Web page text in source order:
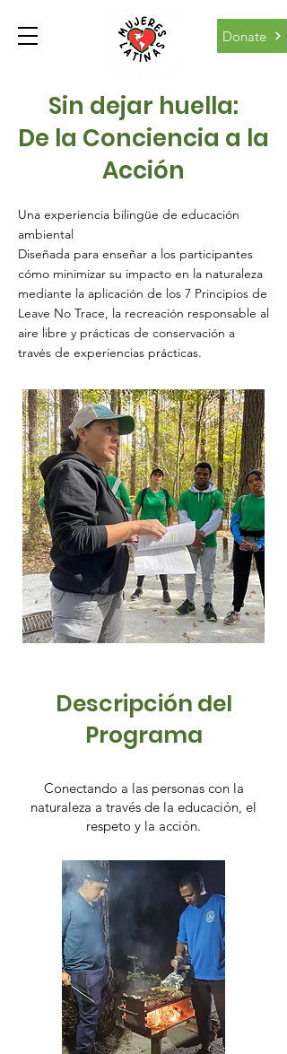
Donate
Sin dejar huella:
De la Conciencia a la
Acción
Una experiencia bilingüe de educación
ambiental
Diseñada para enseñar a los participantes
cómo minimizar su impacto en la naturaleza
mediante la aplicación de los 7 Principios de
Leave No Trace, la recreación responsable al
aire libre y prácticas de conservación a
través de experiencias prácticas.
Descripción del
Programa
Conectando a las personas con la
naturaleza a través de la educación, el
respeto y la acción.